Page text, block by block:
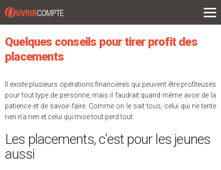
ouvrir un compte
assurance
placements
Quelques conseils pour tirer profit des
placements
Il existe plusieurs opérations financières qui peuvent être profiteuses
pour tout type de personne, mais il faudrait quand même avoir de la
patience et de savoir-faire. Comme on le sait tous, celui qui ne tente
rien n’a rien et celui qui mise tout perd tout.
Les placements, c’est pour les jeunes
aussi